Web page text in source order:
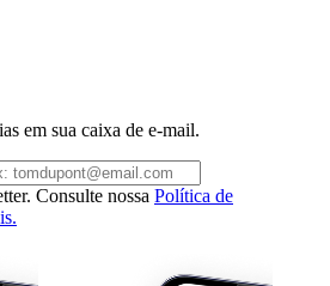
em sua caixa de e-mail.
Consulte nossa Política de